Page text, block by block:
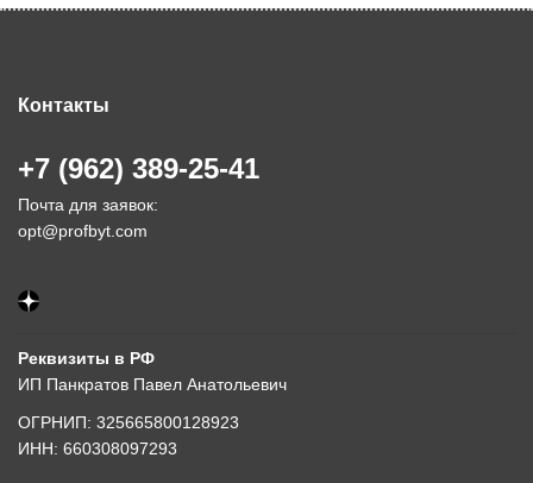
Контакты
+7 (962) 389-25-41
Почта для заявок:
opt@profbyt.com
Реквизиты в РФ
ИП Панкратов Павел Анатольевич
ОГРНИП: 325665800128923
ИНН: 660308097293